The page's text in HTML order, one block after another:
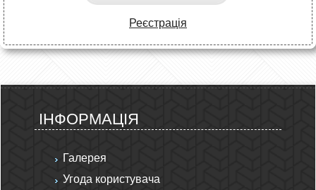
Реєстрація
ІНФОРМАЦІЯ
Галерея
Угода користувача